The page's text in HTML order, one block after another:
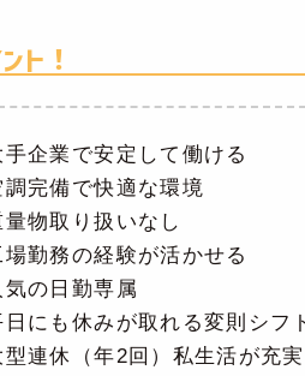
ト！
手企業で安定して働ける
調完備で快適な環境
量物取り扱いなし
場勤務の経験が活かせる
気の日勤専属
日にも休みが取れる変則シフ
型連休（年2回）私生活が充実